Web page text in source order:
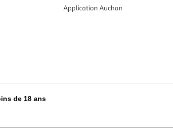
Application Auchan
de 18 ans